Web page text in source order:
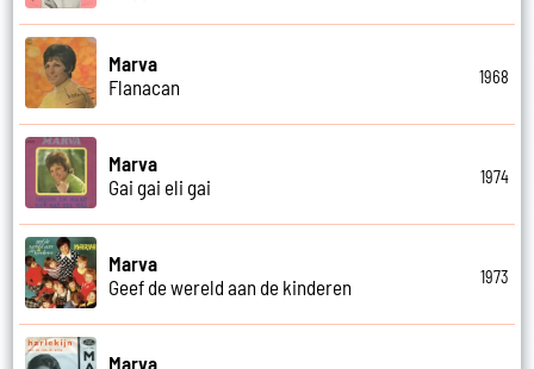
Marva
Flanacan
1968
Marva
Gai gai eli gai
1974
Marva
Geef de wereld aan de kinderen
1973
Marva